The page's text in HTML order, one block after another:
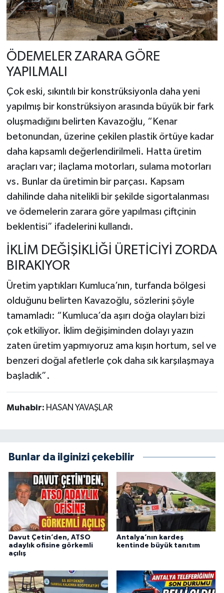
ÖDEMELER ZARARA GÖRE
YAPILMALI
Çok eski, sıkıntılı bir konstrüksiyonla daha yeni
yapılmış bir konstrüksiyon arasında büyük bir fark
oluşmadığını belirten Kavazoğlu, “Kenar
betonundan, üzerine çekilen plastik örtüye kadar
daha kapsamlı değerlendirilmeli. Hatta üretim
araçları var; ilaçlama motorları, sulama motorları
vs. Bunlar da üretimin bir parçası. Kapsam
dahilinde daha nitelikli bir şekilde sigortalanması
ve ödemelerin zarara göre yapılması çiftçinin
beklentisi” ifadelerini kullandı.
İKLİM DEĞİŞİKLİĞİ ÜRETİCİYİ ZORDA
BIRAKIYOR
Üretim yaptıkları Kumluca’nın, turfanda bölgesi
olduğunu belirten Kavazoğlu, sözlerini şöyle
tamamladı: “Kumluca’da aşırı doğa olayları bizi
çok etkiliyor. İklim değişiminden dolayı yazın
zaten üretim yapmıyoruz ama kışın hortum, sel ve
benzeri doğal afetlerle çok daha sık karşılaşmaya
başladık”.
Muhabir: HASAN YAVAŞLAR
Bunlar da ilginizi çekebilir
Davut Çetin’den, ATSO
adaylık ofisine görkemli
açılış
Antalya’nın kardeş
kentinde büyük tanıtım